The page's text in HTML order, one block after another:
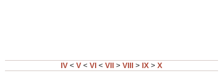
IV < V < VI < VII > VIII > IX > X